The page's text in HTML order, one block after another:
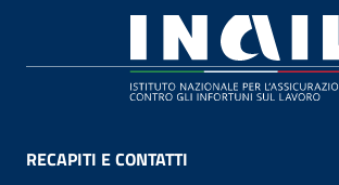
RECAPITI E CONTATTI